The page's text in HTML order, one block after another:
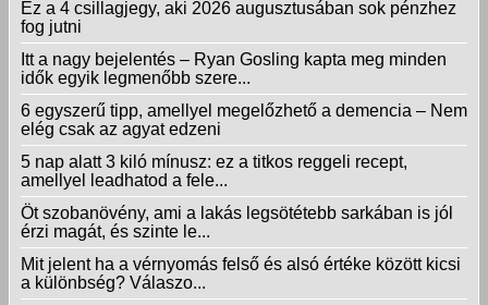
Ez a 4 csillagjegy, aki 2026 augusztusában sok pénzhez
fog jutni
Itt a nagy bejelentés – Ryan Gosling kapta meg minden
idők egyik legmenőbb szere...
6 egyszerű tipp, amellyel megelőzhető a demencia – Nem
elég csak az agyat edzeni
5 nap alatt 3 kiló mínusz: ez a titkos reggeli recept,
amellyel leadhatod a fele...
Öt szobanövény, ami a lakás legsötétebb sarkában is jól
érzi magát, és szinte le...
Mit jelent ha a vérnyomás felső és alsó értéke között kicsi
a különbség? Válaszo...